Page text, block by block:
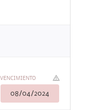
VENCIMIENTO
08/04/2024